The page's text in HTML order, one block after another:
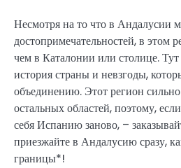
Несмотря на то что в Андалусии
достопримечательностей, в этом
чем в Каталонии или столице.
история страны и невзгоды,
объединению. Этот регион сильно
остальных областей, поэтому,
себя Испанию заново, –
приезжайте в Андалусию сразу,
границы*!